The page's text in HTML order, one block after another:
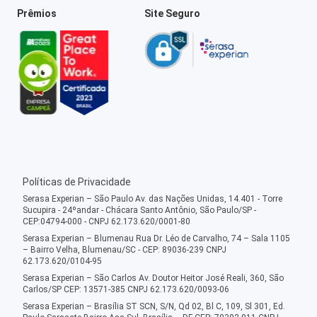
Prêmios Site Seguro
Políticas de Privacidade
Serasa Experian – São Paulo Av. das Nações Unidas, 14.401 - Torre
Sucupira - 24ºandar - Chácara Santo Antônio, São Paulo/SP -
CEP:04794-000 - CNPJ 62.173.620/0001-80
Serasa Experian – Blumenau Rua Dr. Léo de Carvalho, 74 – Sala 1105
– Bairro Velha, Blumenau/SC - CEP: 89036-239 CNPJ
62.173.620/0104-95
Serasa Experian – São Carlos Av. Doutor Heitor José Reali, 360, São
Carlos/SP CEP: 13571-385 CNPJ 62.173.620/0093-06
Serasa Experian – Brasília ST SCN, S/N, Qd 02, Bl C, 109, Sl 301, Ed.